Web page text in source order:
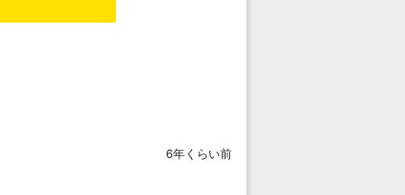
6年くらい前